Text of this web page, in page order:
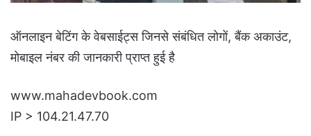
ऑनलाइन बेटिंग के वेबसाईट्स जिनसे संबंधित लोगों, बैंक अकाउंट,
मोबाइल नंबर की जानकारी प्राप्त हुई है
www.mahadevbook.com
IP > 104.21.47.70